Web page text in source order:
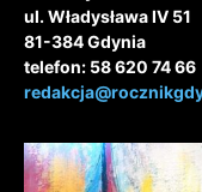
ul. Władysława IV 51
81-384 Gdynia
telefon: 58 620 74 66